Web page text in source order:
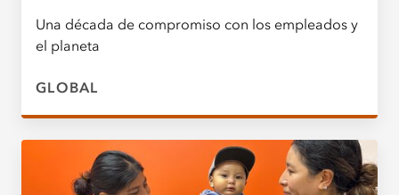
Una década de compromiso con los empleados y
el planeta
GLOBAL